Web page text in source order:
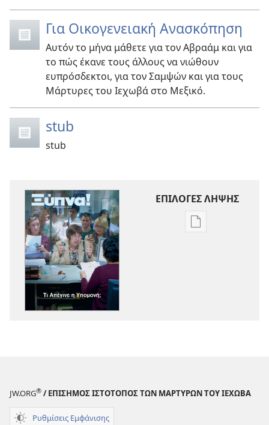
Για Οικογενειακή Ανασκόπηση
Αυτόν το μήνα μάθετε για τον Αβραάμ και για
το πώς έκανε τους άλλους να νιώθουν
ευπρόσδεκτοι, για τον Σαμψών και για τους
Μάρτυρες του Ιεχωβά στο Μεξικό.
stub
stub
ΕΠΙΛΟΓΕΣ ΛΗΨΗΣ
Επιλογές
JW.ORG® / ΕΠΙΣΗΜΟΣ ΙΣΤΟΤΟΠΟΣ ΤΩΝ ΜΑΡΤΥΡΩΝ ΤΟΥ ΙΕΧΩΒΑ
Ρυθμίσεις Εμφάνισης